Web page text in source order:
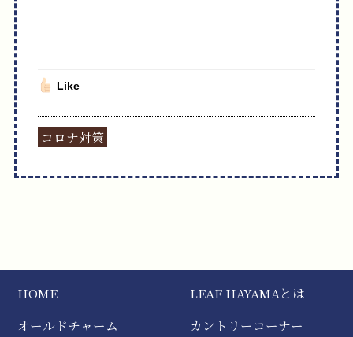
Like
コロナ対策
HOME
LEAF HAYAMAとは
オールドチャーム
カントリーコーナー